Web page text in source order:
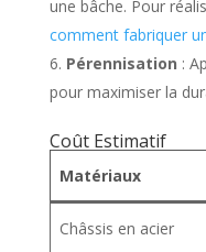
une bâche. Pour
comment fabriquer
Pérennisation :
pour maximiser la
Coût Estimatif
Matériaux
Châssis en acier